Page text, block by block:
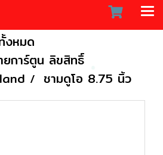
งหมด
ยการ์ตูน ลิขสิทธิ์
ชามดูโอ 8.75 นิ้ว